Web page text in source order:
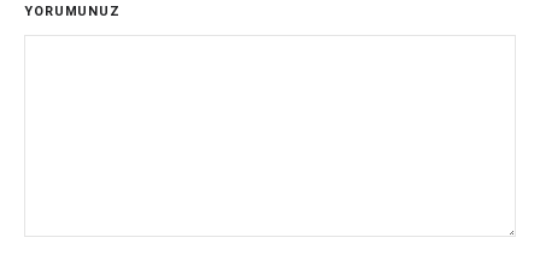
YORUMUNUZ